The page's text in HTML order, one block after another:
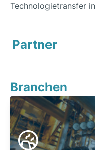
Technologietransfer
Partner
Branchen